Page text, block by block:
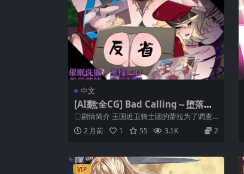
中文
[AI翻;全CG] Bad Calling～堕落と
反省の章～ [簡中]
〇剧情简介 王国近卫骑士团的蕾拉为了调查
禁书而造访遗迹。 在当地的调查过程中，曾...
2 月前 1 55 3.1K 2
VIP